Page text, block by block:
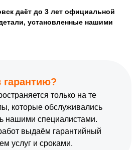
даёт до 3 лет официальной
установленные нашими
гарантию?
только на те
которые обслуживались
нашими специалистами.
выдаём гарантийный
услуг и сроками.